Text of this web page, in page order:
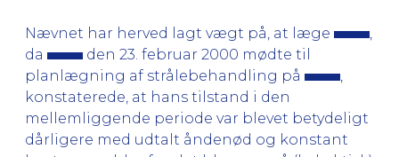
Nævnet har herved lagt vægt på, at læge
da
den 23. februar 2000 mødte til
planlægning af strålebehandling på
konstaterede, at hans tilstand i den
mellemliggende periode var blevet betydeligt
dårligere med udtalt åndenød og konstant